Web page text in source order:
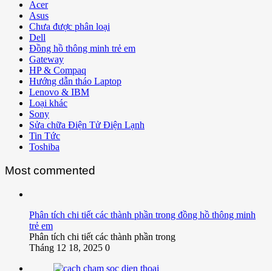
Acer
Asus
Chưa được phân loại
Dell
Đồng hồ thông minh trẻ em
Gateway
HP & Compaq
Hướng dẫn tháo Laptop
Lenovo & IBM
Loại khác
Sony
Sửa chữa Điện Tử Điện Lạnh
Tin Tức
Toshiba
Most commented
Phân tích chi tiết các thành phần trong đồng hồ thông minh
trẻ em
Phân tích chi tiết các thành phần trong
Tháng 12 18, 2025 0